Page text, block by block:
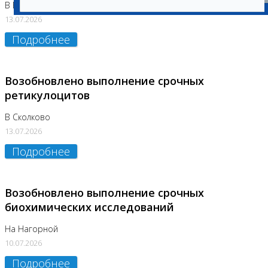
В Бутово
13.07.2026
Подробнее
Возобновлено выполнение срочных
ретикулоцитов
В Сколково
13.07.2026
Подробнее
Возобновлено выполнение срочных
биохимических исследований
На Нагорной
10.07.2026
Подробнее